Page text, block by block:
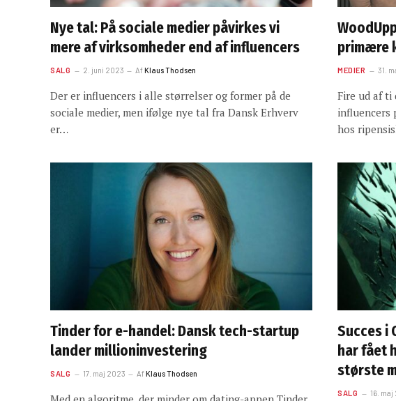
Nye tal: På sociale medier påvirkes vi
mere af virksomheder end af influencers
SALG 2. juni 2023 AfKlaus Thodsen
Der er influencers i alle størrelser og former på de
sociale medier, men ifølge nye tal fra Dansk Erhverv
er…
primære
MEDIER 31.
Fire ud af ti
influencers
hos
Tinder for e-handel: Dansk tech-startup
lander millioninvestering
SALG 17. maj 2023 AfKlaus Thodsen
Succes i
har fået
største
SALG 16.